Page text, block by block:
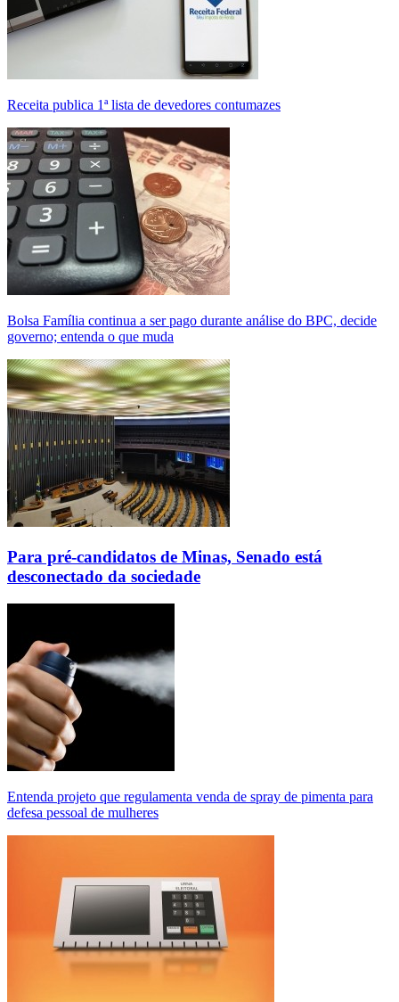
Receita publica 1ª lista de devedores contumazes
Bolsa Família continua a ser pago durante análise do BPC, decide
governo; entenda o que muda
Para pré-candidatos de Minas, Senado está
desconectado da sociedade
Entenda projeto que regulamenta venda de spray de pimenta para
defesa pessoal de mulheres